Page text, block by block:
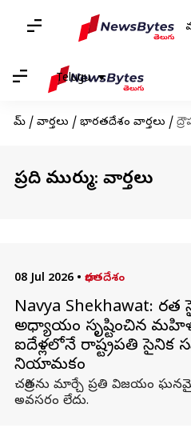
Telugu
హోమ్ / వార్తలు / భారతదేశం వార్తలు /
ద్రౌపది ముర్ము: వార్తలు
08 Jul 2026 • భారతదేశం
Navya Shekhawat:
అధ్యాయం సృష్టించిన
ఐదేళ్లలోనే రాష్ట్రపతి
నియామకం
చరిత్రను మార్చే ప్రతి విజయం
అవసరం లేదు.